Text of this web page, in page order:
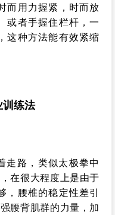
而用力握紧，时而放
或者手握住栏杆，一
这种方法能有效紧缩
训练法
走路，类似太极拳中
在很大程度上是由于
，腰椎的稳定性差引
腰背肌群的力量，加